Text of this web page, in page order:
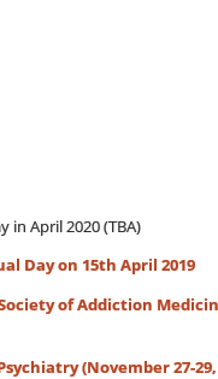
in April 2020 (TBA)
Day on 15th April 2019
of Addiction
(November 27-29,